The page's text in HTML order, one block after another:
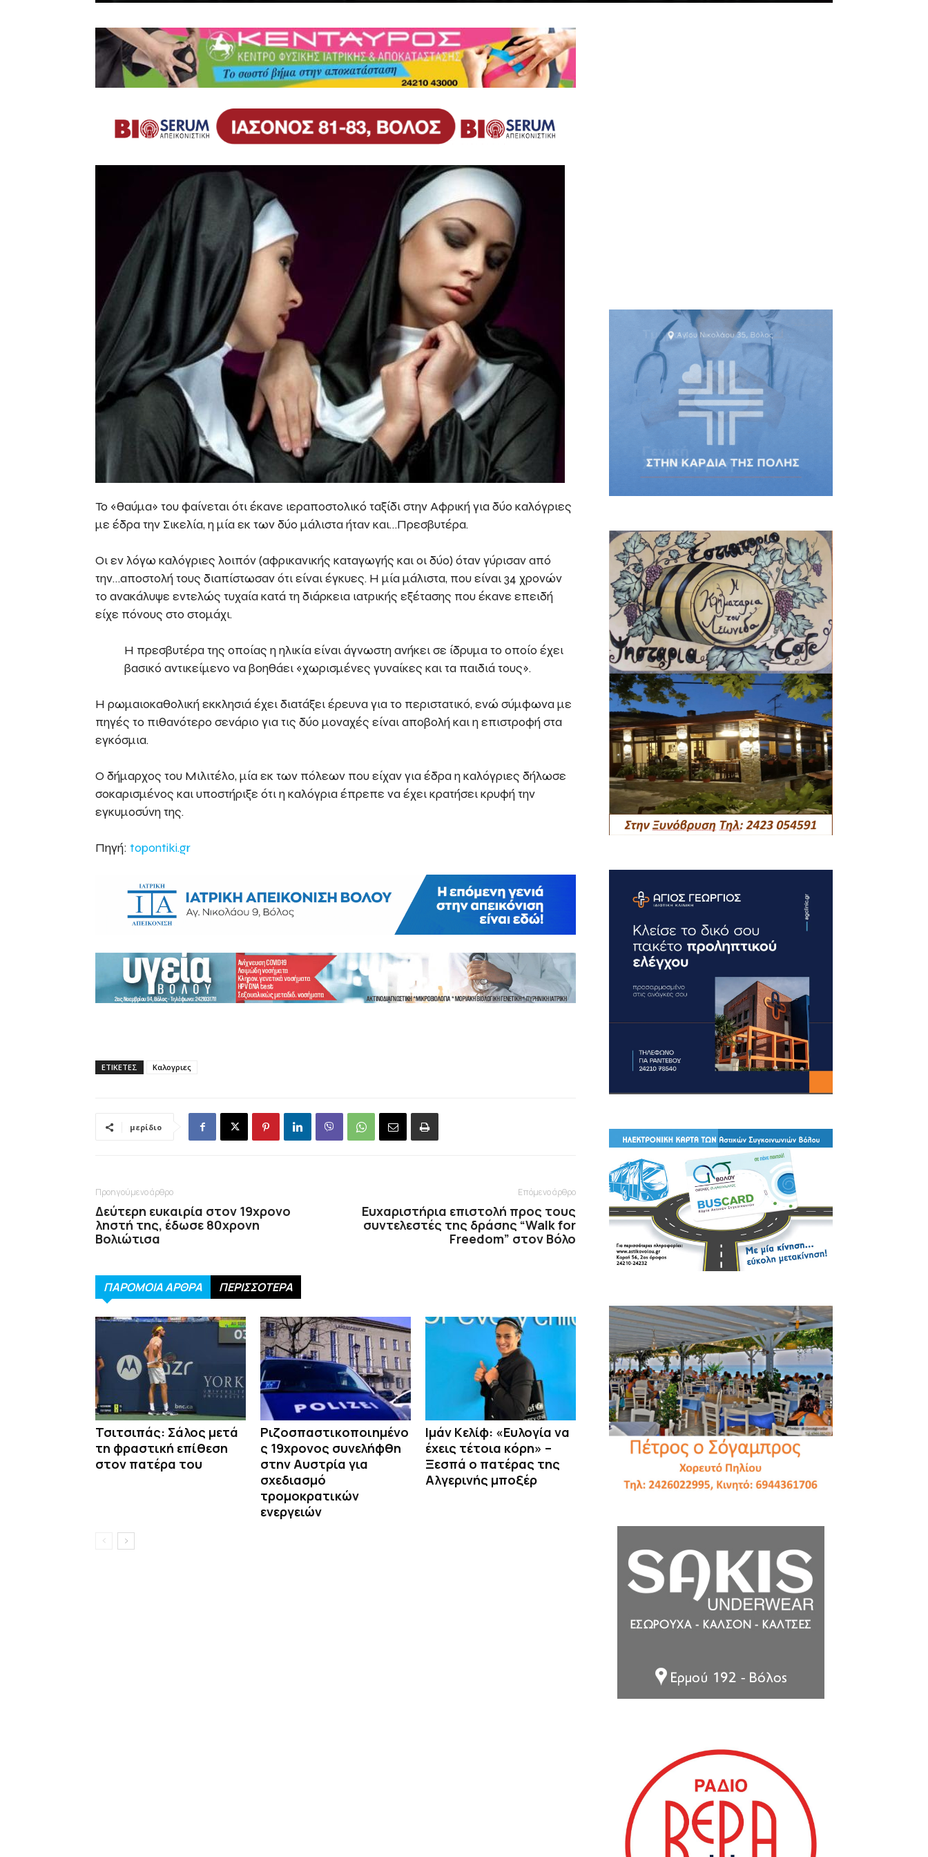
Το «θαύμα» του φαίνεται ότι έκανε ιεραποστολικό ταξίδι στην Αφρική για δύο καλόγριες
με έδρα την Σικελία, η μία εκ των δύο μάλιστα ήταν και…Πρεσβυτέρα.
Οι εν λόγω καλόγριες λοιπόν (αφρικανικής καταγωγής και οι δύο) όταν γύρισαν από
την…αποστολή τους διαπίστωσαν ότι είναι έγκυες. Η μία μάλιστα, που είναι 34 χρονών
το ανακάλυψε εντελώς τυχαία κατά τη διάρκεια ιατρικής εξέτασης που έκανε επειδή
είχε πόνους στο στομάχι.
Η πρεσβυτέρα της οποίας η ηλικία είναι άγνωστη ανήκει σε ίδρυμα το οποίο έχει
βασικό αντικείμενο να βοηθάει «χωρισμένες γυναίκες και τα παιδιά τους».
Η ρωμαιοκαθολική εκκλησιά έχει διατάξει έρευνα για το περιστατικό, ενώ σύμφωνα με
πηγές το πιθανότερο σενάριο για τις δύο μοναχές είναι αποβολή και η επιστροφή στα
εγκόσμια.
Ο δήμαρχος του Μιλιτέλο, μία εκ των πόλεων που είχαν για έδρα η καλόγριες δήλωσε
σοκαρισμένος και υποστήριξε ότι η καλόγρια έπρεπε να έχει κρατήσει κρυφή την
εγκυμοσύνη της.
Πηγή: topontiki.gr
ΕΤΙΚΕΤΕΣ Καλογριες
μερίδιο
Προηγούμενο άρθρο
Δεύτερη ευκαιρία στον 19χρονο
ληστή της, έδωσε 80χρονη
Βολιώτισα
Επόμενο άρθρο
Ευχαριστήρια επιστολή προς τους
συντελεστές της δράσης “Walk for
Freedom” στον Βόλο
ΠΑΡΟΜΟΙΑ ΑΡΘΡΑ ΠΕΡΙΣΣΟΤΕΡΑ
Τσιτσιπάς: Σάλος μετά
τη φραστική επίθεση
στον πατέρα του
Ριζοσπαστικοποιημένο
ς 19χρονος συνελήφθη
στην Αυστρία για
σχεδιασμό
τρομοκρατικών
ενεργειών
Ιμάν Κελίφ: «Ευλογία να
έχεις τέτοια κόρη» –
Ξεσπά ο πατέρας της
Αλγερινής μποξέρ